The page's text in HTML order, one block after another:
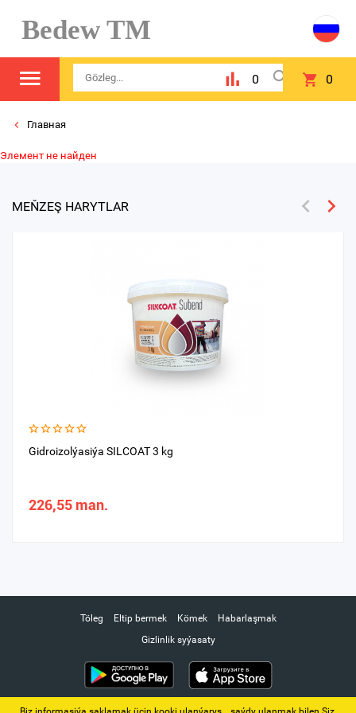
Bedew TM
0 0
Главная
Элемент не найден
MEŇZEŞ HARYTLAR
Gidroizolýasiýa SILCOAT 3 kg
226,55 man.
Töleg Eltip bermek Kömek
Habarlaşmak
Gizlinlik syýasaty